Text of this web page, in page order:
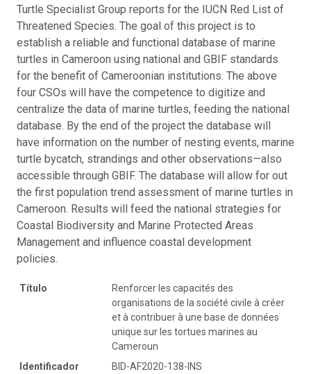
Turtle Specialist Group reports for the IUCN Red List of
Threatened Species. The goal of this project is to
establish a reliable and functional database of marine
turtles in Cameroon using national and GBIF standards
for the benefit of Cameroonian institutions. The above
four CSOs will have the competence to digitize and
centralize the data of marine turtles, feeding the national
database. By the end of the project the database will
have information on the number of nesting events, marine
turtle bycatch, strandings and other observations—also
accessible through GBIF. The database will allow for out
the first population trend assessment of marine turtles in
Cameroon. Results will feed the national strategies for
Coastal Biodiversity and Marine Protected Areas
Management and influence coastal development
policies.
Título
Renforcer les capacités des
organisations de la société civile à créer
et à contribuer à une base de données
unique sur les tortues marines au
Cameroun
Identificador
BID-AF2020-138-INS